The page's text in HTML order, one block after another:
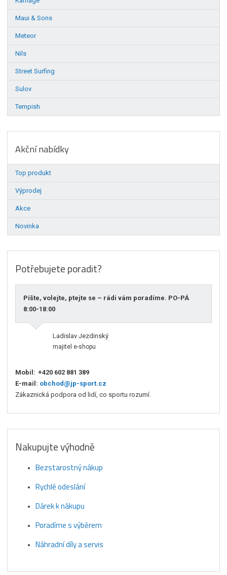
Maui & Sons
Meteor
Nils
Street Surfing
Sulov
Tempish
Akční nabídky
Top produkt
Výprodej
Akce
Novinka
Potřebujete poradit?
Pište, volejte, ptejte se – rádi vám poradíme. PO-PÁ
8:00-18:00
Ladislav Jezdinský
majitel e-shopu
Mobil: +420 602 881 389
E-mail: obchod@jp-sport.cz
Zákaznická podpora od lidí, co sportu rozumí.
Nakupujte výhodně
Bezstarostný nákup
Rychlé odeslání
Dárek k nákupu
Poradíme s výběrem
Náhradní díly a servis